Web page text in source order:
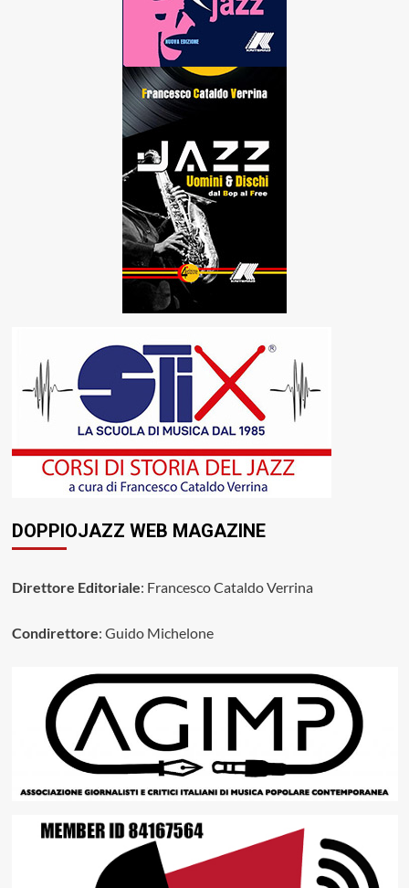
DOPPIOJAZZ WEB MAGAZINE
Direttore Editoriale: Francesco Cataldo Verrina
Condirettore: Guido Michelone